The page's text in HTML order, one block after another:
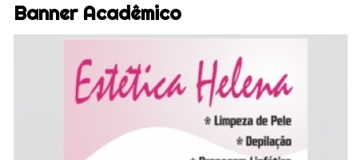
Banner Acadêmico